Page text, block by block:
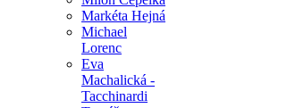
Markéta Hejná
Michael
Lorenc
Eva
Machalická -
Tacchinardi